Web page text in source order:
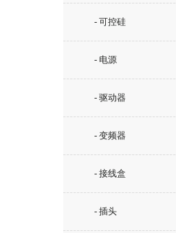
- 可控硅
- 电源
- 驱动器
- 变频器
- 接线盒
- 插头